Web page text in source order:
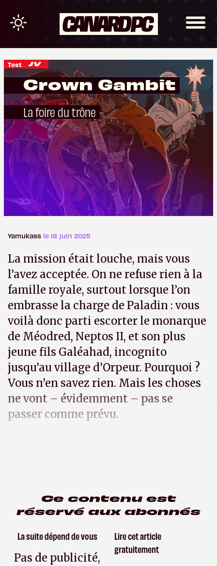
Test
Crown Gambit
La foire du trône
Yamukass le 18 juin 2025
La mission était louche, mais vous
l’avez acceptée. On ne refuse rien à la
famille royale, surtout lorsque l’on
embrasse la charge de Paladin : vous
voilà donc parti escorter le monarque
de Méodred, Neptos II, et son plus
jeune fils Galéahad, incognito
jusqu’au village d’Orpeur. Pourquoi ?
Vous n’en savez rien. Mais les choses
ne vont – évidemment – pas se
passer comme prévu.
Ce contenu est
réservé aux abonnés
La suite dépend de vous
Pas de publicité,
Lire cet article
gratuitement